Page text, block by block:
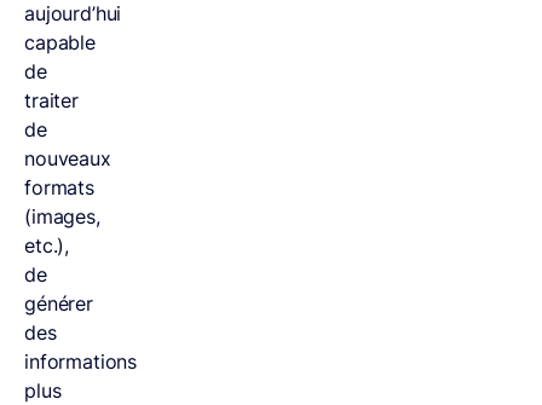
aujourd’hui
capable
de
traiter
de
nouveaux
formats
(images,
etc.),
de
générer
des
informations
plus